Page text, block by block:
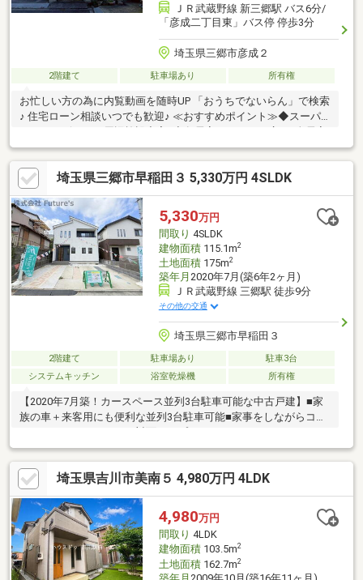
ＪＲ武蔵野線 新三郷駅 バス6分/
「彦成二丁目東」バス停 停歩3分
埼玉県三郷市彦成２
2階建て 駐車場あり 所有権
お忙しい方の為に内覧動画を随時UP 「おうちでないらん」で検索
♪ 住宅ローン相談いつでも歓迎♪ ≪おすすめポイント≫◆スーパ
6帖以上♪◆たっぷり収納でお部屋スッキリ♪◆敷地広々♪36坪以上
♪◆庭付き、ガレージ付き戸建て♪ ■月々のお支払い例■ １，９８
０万円、期間３５年払い、変動金利０．７６％（金利優遇有）◎
月々５３，７０６円～（ボーナス払いなし）◎他社やポータルで
気になる物件もお気軽にご相談ください！
埼玉県三郷市早稲田３ 5,330万円 4SLDK
5,330万円
間取り 4SLDK
建物面積115.1m2
土地面積175m2
築年月 2020年7月(築6年2ヶ月)
ＪＲ武蔵野線 三郷駅 徒歩9分
その他の交通
埼玉県三郷市早稲田３
2階建て 駐車場あり
駐車3台
システムキッチン
浴室乾燥機 所有権
【2020年7月築！カースペース並列3台駐車可能な中古戸建】■家
族の車＋来客用にも便利な並列3台駐車可能■家事をしながらコミ
ョンの取れるリビングイン階段■季節物の大物家電の収納にも便
利な3.5帖のサービスルーム付■お子様のプール遊びやガーデニン
グも楽しめる南側に広々庭付きです【周辺環境】■三郷駅徒歩9分
で通勤・通学に便利≫ご見学希望の方【見学予約をする】を
CLICK！≫資料ご請求希望の方【資料請求をする】をCLICK！◆物
件について気になる方【048-952-9800】フューチャーズまでお気
軽にご連絡下さい◆
埼玉県吉川市美南５ 4,980万円 4LDK
4,980万円
間取り 4LDK
建物面積103.5m2
土地面積162.7m2